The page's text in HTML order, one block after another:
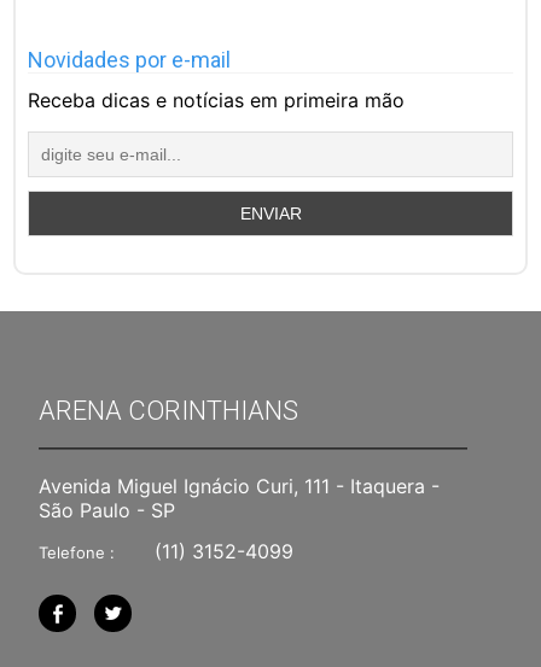
Novidades por e-mail
Receba dicas e notícias em primeira mão
ARENA CORINTHIANS
Avenida Miguel Ignácio Curi, 111 - Itaquera -
São Paulo - SP
Telefone : (11) 3152-4099